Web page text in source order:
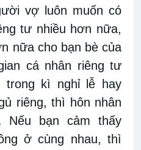
vợ luôn muốn có
tư nhiều hơn nữa,
nữa cho bạn bè của
cá nhân riêng tư
trong kì nghỉ lễ hay
riêng, thì hôn nhân
Nếu bạn cảm thấy
ở cùng nhau, thì